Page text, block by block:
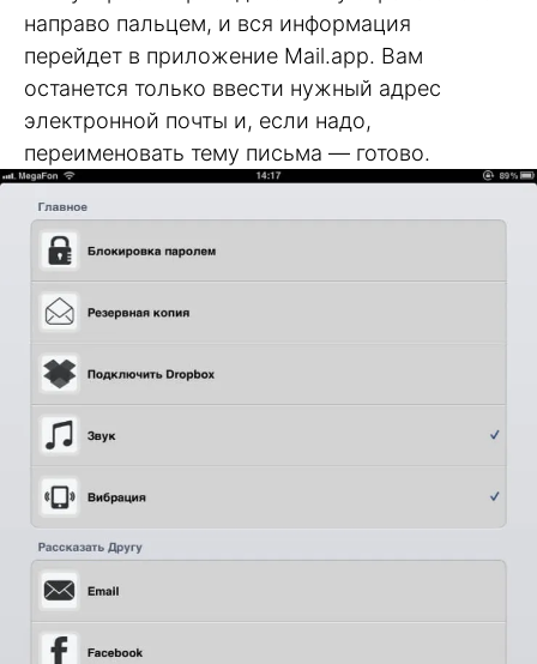
направо пальцем, и вся информация
перейдет в приложение Mail.app. Вам
останется только ввести нужный адрес
электронной почты и, если надо,
переименовать тему письма — готово.